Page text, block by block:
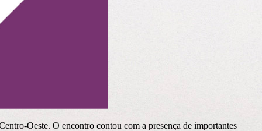
Oeste. O encontro contou com a presença de importantes